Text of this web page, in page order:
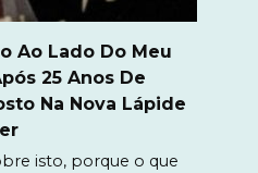
Ao Lado Do Meu
25 Anos De
Na Nova Lápide
isto, porque o que